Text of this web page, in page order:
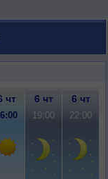
чт 6 чт 6 чт
19:00 22:00